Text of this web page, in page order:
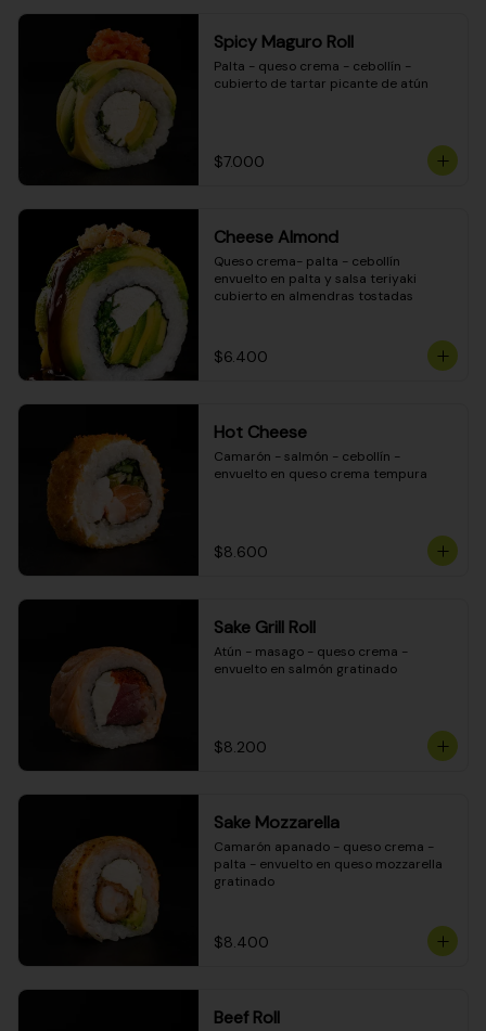
Spicy Maguro Roll
Palta - queso crema - cebollín -
cubierto de tartar picante de atún
$7.000
Cheese Almond
Queso crema- palta - cebollín
envuelto en palta y salsa teriyaki
cubierto en almendras tostadas
$6.400
Hot Cheese
Camarón - salmón - cebollín -
envuelto en queso crema tempura
$8.600
Sake Grill Roll
Atún - masago - queso crema -
envuelto en salmón gratinado
$8.200
Sake Mozzarella
Camarón apanado - queso crema -
palta - envuelto en queso mozzarella
gratinado
$8.400
Beef Roll